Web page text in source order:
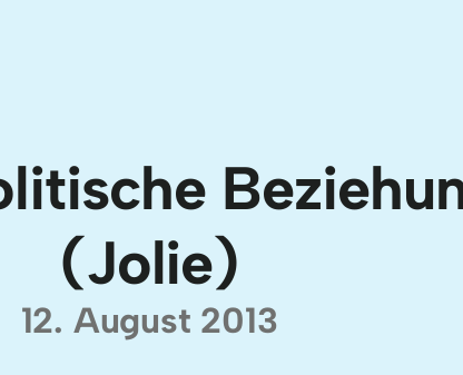
(Jolie)
12. August 2013